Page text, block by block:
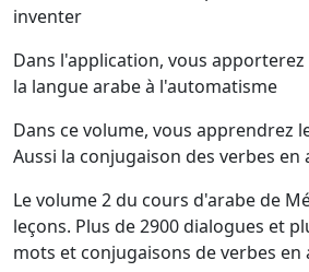
inventer
Dans l'application, vous
la langue arabe à l'automatisme
Dans ce volume, vous apprendrez
Aussi la conjugaison des verbes en
Le volume 2 du cours d'arabe de
leçons. Plus de 2900 dialogues et
mots et conjugaisons de verbes en